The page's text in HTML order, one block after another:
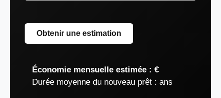
Obtenir une estimation
Économie mensuelle estimée : €
Durée moyenne du nouveau prêt : ans